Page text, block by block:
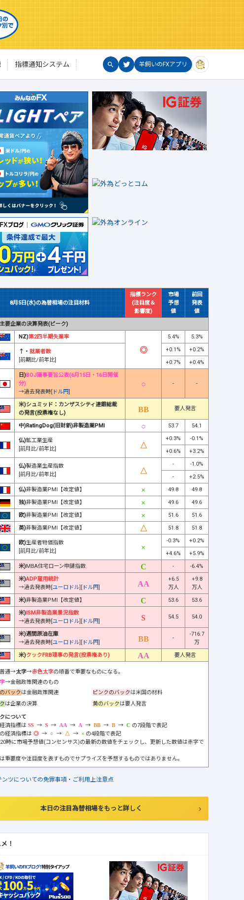
指標通知システム 羊飼いのFXアプリ
8月5日(水)の為替相場の注目材料
指標ランク
(注目度＆
影響度)
市場
予想
値
前回
発表
値
要企業の決算発表(ピーク)
NZ)第2四半期失業率 5.4% 5.3%
↑・ 就業者数
[前期比/前年比]
+0.1%
+0.2%
+0.7%
+0.4%
日)BOJ議事要旨公表(6月15日・16日開催
分)
→過去発表時[ ドル円]
- -
米)シュミッド：カンザスシティ連銀総裁
の発言(投票権なし)
要人発言
中)RatingDog(旧財新)非製造業PMI 53.7 54.1
仏)鉱工業生産
[前月比/前年比]
+0.3%
-0.1%
+0.6%
+3.2%
仏)製造業生産指数
[前月比/前年比]
-
-1.0%
-
+2.5%
仏)非製造業PMI【改定値】 49.8
49.8
独)非製造業PMI【改定値】 49.6
49.6
欧)非製造業PMI【改定値】 51.6
51.6
英)非製造業PMI【改定値】 51.8 51.8
欧)生産者物価指数
[前月比/前年比]
-0.3%
+0.2%
+4.6%
+5.9%
米)MBA住宅ローン申請指数 - -6.4%
米)ADP雇用統計
→過去発表時[ユーロドル][ ドル円]
+6.5
万人
+9.8
万人
米)非製造業PMI【改定値】 53.6 53.6
米)ISM非製造業景況指数
→過去発表時[ユーロドル][ ドル円]
54.5 54.0
米)週間原油在庫
→過去発表時[ユーロドル][ ドル円]
-
-716.7
万
米)クックFRB理事の発言(投票権あり) 要人発言
通→太字→赤色太字の順番で重要なものになる。
→金融政策関連のもの
バックは金融政策関連 ピンクのバックは米国の材料
は企業の決算 黄のバックは要人発言
について
済指標は
→ → → → → →
の7段階で表記
経済指標は
→ → →
の4段階で表記
時に市場予想値(コンセンサス)の最新の数値をチェックし、更新した数値は赤字で
重要度や注目度を表すものでサプライズを予想するものではありません。
ンツについての免罪事項・ご利用上注意点
本日の注目為替相場をもっと詳しく
！